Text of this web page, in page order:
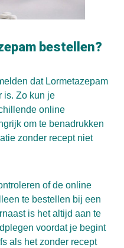
bestellen?
dat Lormetazepam
is. Zo kun je
online
om te benadrukken
zonder recept niet
of de online
te bestellen bij een
is het altijd aan te
voordat je begint
als het zonder recept